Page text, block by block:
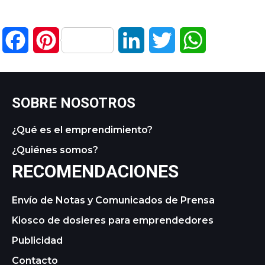
FacebookPinterest LinkedIn Twitter
SOBRE NOSOTROS
¿Qué es el emprendimiento?
¿Quiénes somos?
RECOMENDACIONES
Envío de Notas y Comunicados de Prensa
Kiosco de dosieres para emprendedores
Publicidad
Contacto